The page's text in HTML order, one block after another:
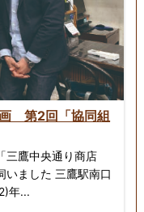
第2回「協同組
三鷹中央通り商店
いました 三鷹駅南口
年...